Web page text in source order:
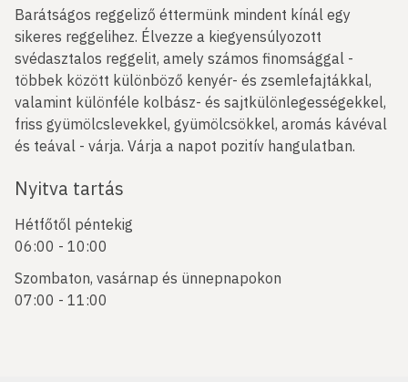
Barátságos reggeliző éttermünk mindent kínál egy
sikeres reggelihez. Élvezze a kiegyensúlyozott
svédasztalos reggelit, amely számos finomsággal -
többek között különböző kenyér- és zsemlefajtákkal,
valamint különféle kolbász- és sajtkülönlegességekkel,
friss gyümölcslevekkel, gyümölcsökkel, aromás kávéval
és teával - várja. Várja a napot pozitív hangulatban.
Nyitva tartás
Hétfőtől péntekig
06:00 - 10:00
Szombaton, vasárnap és ünnepnapokon
07:00 - 11:00